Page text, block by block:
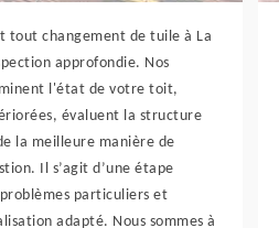
tout changement de tuile à La
approfondie. Nos
l'état de votre toit,
évaluent la structure
la meilleure manière de
Il s’agit d’une étape
particuliers et
adapté. Nous sommes à